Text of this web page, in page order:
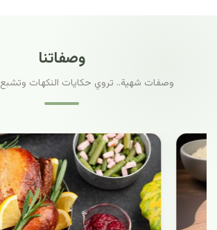
وصفاتنا
وصفات شهية.. تروي حكايات النكهات